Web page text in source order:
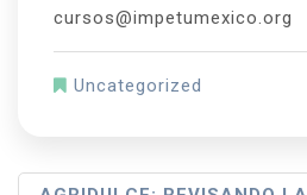
cursos@impetumexico.org
Uncategorized